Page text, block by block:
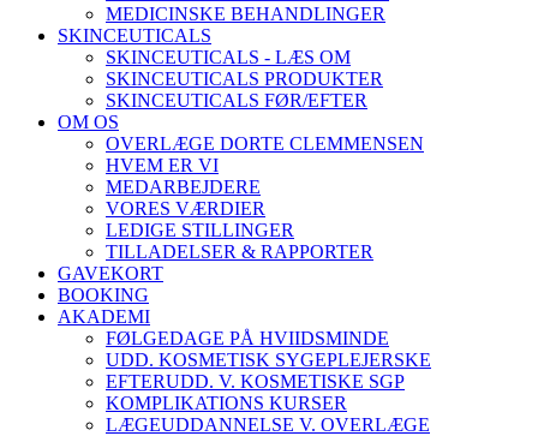
MEDICINSKE BEHANDLINGER
SKINCEUTICALS
SKINCEUTICALS - LÆS OM
SKINCEUTICALS PRODUKTER
SKINCEUTICALS FØR/EFTER
OM OS
OVERLÆGE DORTE CLEMMENSEN
HVEM ER VI
MEDARBEJDERE
VORES VÆRDIER
LEDIGE STILLINGER
TILLADELSER & RAPPORTER
GAVEKORT
BOOKING
AKADEMI
FØLGEDAGE PÅ HVIIDSMINDE
UDD. KOSMETISK SYGEPLEJERSKE
EFTERUDD. V. KOSMETISKE SGP
KOMPLIKATIONS KURSER
LÆGEUDDANNELSE V. OVERLÆGE